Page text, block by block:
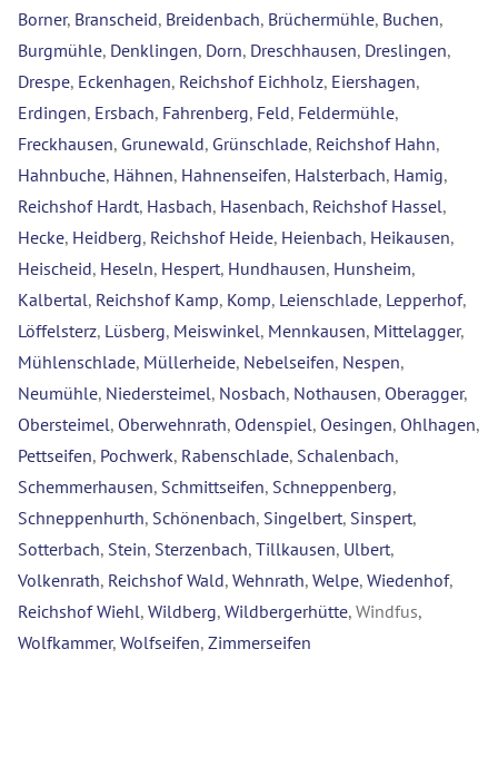
Borner, Branscheid, Breidenbach, Brüchermühle, Buchen,
Burgmühle, Denklingen, Dorn, Dreschhausen, Dreslingen,
Drespe, Eckenhagen, Reichshof Eichholz, Eiershagen,
Erdingen, Ersbach, Fahrenberg, Feld, Feldermühle,
Freckhausen, Grunewald, Grünschlade, Reichshof Hahn,
Hahnbuche, Hähnen, Hahnenseifen, Halsterbach, Hamig,
Reichshof Hardt, Hasbach, Hasenbach, Reichshof Hassel,
Hecke, Heidberg, Reichshof Heide, Heienbach, Heikausen,
Heischeid, Heseln, Hespert, Hundhausen, Hunsheim,
Kalbertal, Reichshof Kamp, Komp, Leienschlade, Lepperhof,
Löffelsterz, Lüsberg, Meiswinkel, Mennkausen, Mittelagger,
Mühlenschlade, Müllerheide, Nebelseifen, Nespen,
Neumühle, Niedersteimel, Nosbach, Nothausen, Oberagger,
Obersteimel, Oberwehnrath, Odenspiel, Oesingen, Ohlhagen,
Pettseifen, Pochwerk, Rabenschlade, Schalenbach,
Schemmerhausen, Schmittseifen, Schneppenberg,
Schneppenhurth, Schönenbach, Singelbert, Sinspert,
Sotterbach, Stein, Sterzenbach, Tillkausen, Ulbert,
Volkenrath, Reichshof Wald, Wehnrath, Welpe, Wiedenhof,
Reichshof Wiehl, Wildberg, Wildbergerhütte, Windfus,
Wolfkammer, Wolfseifen, Zimmerseifen